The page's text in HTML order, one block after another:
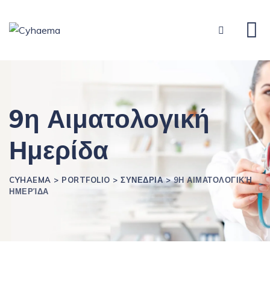
9η Αιματολογική
Ημερίδα
CYHAEMA > PORTFOLIO > ΣΥΝΕΔΡΙΑ>9Η ΑΙΜΑΤΟΛΟΓΙΚΉ
ΗΜΕΡΊΔΑ